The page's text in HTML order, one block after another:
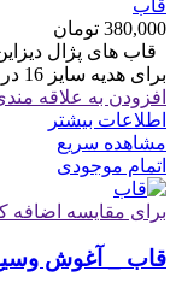
قاب
380,000 تومان
قاب های پژال
برای هدیه سایز 16 در 21 جنس
افزودن به علاقه
اطلاعات بیشتر
مشاهده سریع
اتمام موجودی
برای مقایسه اضافه
قاب _ آغوش